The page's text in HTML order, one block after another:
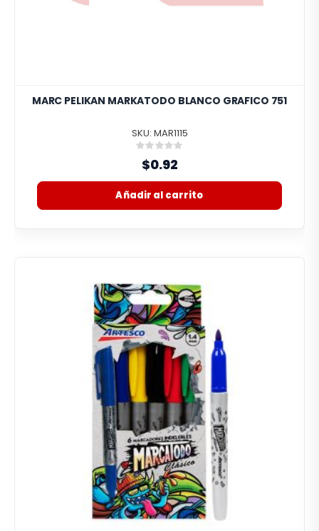
MARC PELIKAN MARKATODO BLANCO GRAFICO 751
SKU: MAR1115
Rating:
0%
$0.92
Añadir al carrito